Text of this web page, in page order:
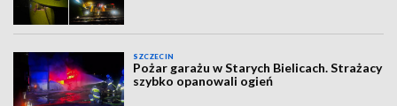
SZCZECIN
Pożar garażu w Starych Bielicach. Strażacy
szybko opanowali ogień